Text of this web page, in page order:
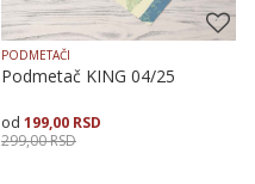
PODMETAČI
Podmetač KING 04/25
199,00 RSD
299,00RSD